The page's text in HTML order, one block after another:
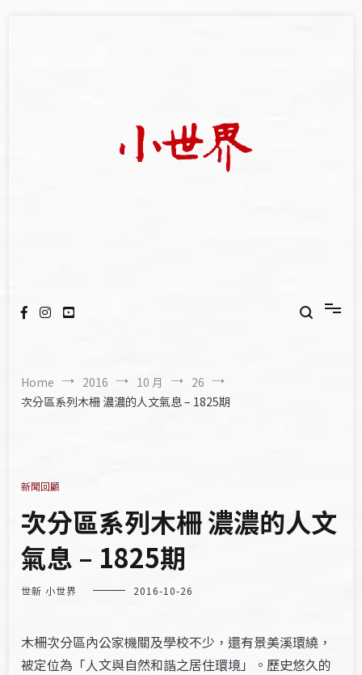
Home 2016 10 月
26
次分區系列木柵 濃濃的人文氣息 – 1825期
新聞回顧
次分區系列木柵 濃濃的人文
氣息 – 1825期
世新 小世界 2016-10-26
木柵次分區內公家機關及學校不少，還有景美溪環繞，
被定位為「人文與自然和諧之居住環境」。歷史悠久的